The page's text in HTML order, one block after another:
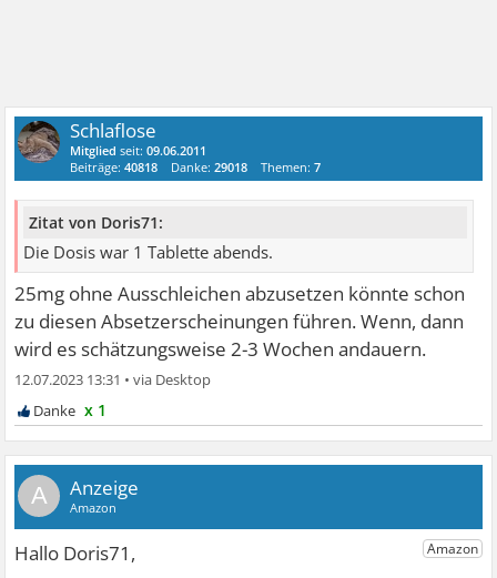
Schlaflose
Mitglied seit:09.06.2011
Beiträge:40818 Danke:29018 Themen:7
Zitat von Doris71:
Die Dosis war 1 Tablette abends.
25mg ohne Ausschleichen abzusetzen könnte schon
zu diesen Absetzerscheinungen führen. Wenn, dann
wird es schätzungsweise 2-3 Wochen andauern.
12.07.2023 13:31 •
x 1
A